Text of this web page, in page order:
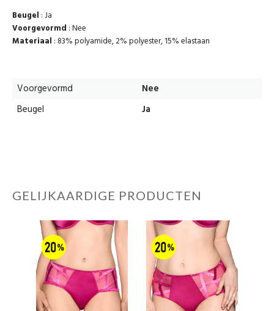
Beugel : Ja
Voorgevormd : Nee
Materiaal : 83% polyamide, 2% polyester, 15% elastaan
Voorgevormd
Nee
Beugel
Ja
GELIJKAARDIGE PRODUCTEN